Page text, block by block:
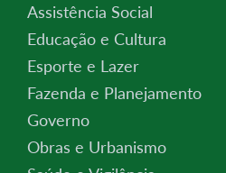
Assistência Social
Educação e Cultura
Esporte e Lazer
Fazenda e Planejamento
Governo
Obras e Urbanismo